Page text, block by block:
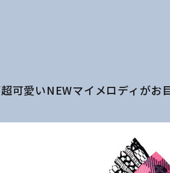
可愛いNEWマイメロディがお